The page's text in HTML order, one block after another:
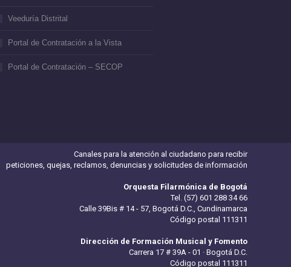
Veeduría Distrital
Portal de Contratación a la Vista
Portal de Contratación – SECOP
Canales para la atención al ciudadano para recibir
peticiones, quejas, reclamos, denuncias y solicitudes de información
Orquesta Filarmónica de Bogotá
Tel. (57) 601 288 34 66
Calle 39Bis # 14 - 57, Bogotá D.C., Cundinamarca
Código postal 111311
Dirección de Formación Musical y Fomento
Carrera 17 # 39A - 01 · Bogotá D.C.
Código postal 111311